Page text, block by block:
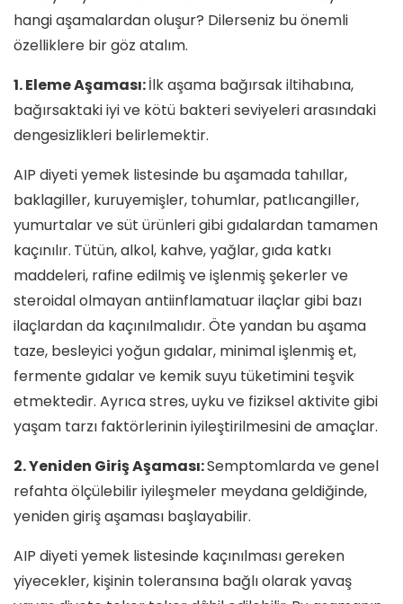
hangi aşamalardan oluşur? Dilerseniz bu önemli
özelliklere bir göz atalım.
1. Eleme Aşaması:İlk aşama bağırsak iltihabına,
bağırsaktaki iyi ve kötü bakteri seviyeleri arasındaki
dengesizlikleri belirlemektir.
AIP diyeti yemek listesinde bu aşamada tahıllar,
baklagiller, kuruyemişler, tohumlar, patlıcangiller,
yumurtalar ve süt ürünleri gibi gıdalardan tamamen
kaçınılır. Tütün, alkol, kahve, yağlar, gıda katkı
maddeleri, rafine edilmiş ve işlenmiş şekerler ve
steroidal olmayan antiinflamatuar ilaçlar gibi bazı
ilaçlardan da kaçınılmalıdır. Öte yandan bu aşama
taze, besleyici yoğun gıdalar, minimal işlenmiş et,
fermente gıdalar ve kemik suyu tüketimini teşvik
etmektedir. Ayrıca stres, uyku ve fiziksel aktivite gibi
yaşam tarzı faktörlerinin iyileştirilmesini de amaçlar.
2. Yeniden Giriş Aşaması:Semptomlarda ve genel
refahta ölçülebilir iyileşmeler meydana geldiğinde,
yeniden giriş aşaması başlayabilir.
AIP diyeti yemek listesinde kaçınılması gereken
yiyecekler, kişinin toleransına bağlı olarak yavaş